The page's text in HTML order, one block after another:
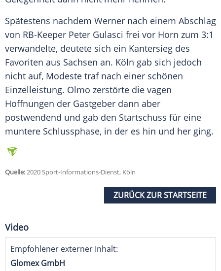
Spätestens nachdem Werner nach einem Abschlag
von RB-Keeper Peter Gulasci frei vor Horn zum 3:1
verwandelte, deutete sich ein Kantersieg des
Favoriten aus Sachsen an. Köln gab sich jedoch
nicht auf, Modeste traf nach einer schönen
Einzelleistung. Olmo zerstörte die vagen
Hoffnungen der Gastgeber dann aber
postwendend und gab den Startschuss für eine
muntere Schlussphase, in der es hin und her ging.
Quelle:2020 Sport-Informations-Dienst, Köln
ZURÜCK ZUR STARTSEITE
Video
Empfohlener externer Inhalt:
Glomex GmbH